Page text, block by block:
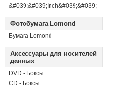
&#039;&#039;Inch&#039;&#039;
Фотобумага Lomond
Бумага Lomond
Аксессуары для носителей
данных
DVD - Боксы
CD - Боксы